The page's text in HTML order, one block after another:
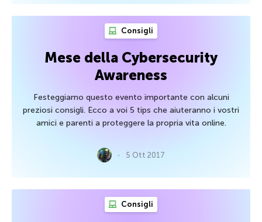
Consigli
Mese della Cybersecurity
Awareness
Festeggiamo questo evento importante con alcuni
preziosi consigli. Ecco a voi 5 tips che aiuteranno i vostri
amici e parenti a proteggere la propria vita online.
5 Ott 2017
Consigli